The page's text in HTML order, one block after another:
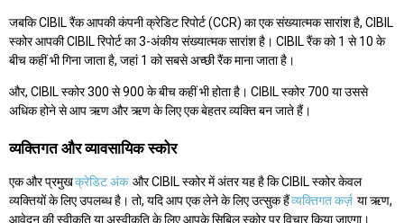
जबकि CIBIL रैंक आपकी कंपनी क्रेडिट रिपोर्ट (CCR) का एक संख्यात्मक सारांश है, CIBIL
स्कोर आपकी CIBIL रिपोर्ट का 3-अंकीय संख्यात्मक सारांश है। CIBIL रैंक को 1 से 10 के
बीच कहीं भी गिना जाता है, जहां 1 को सबसे अच्छी रैंक माना जाता है।
और, CIBIL स्कोर 300 से 900 के बीच कहीं भी होता है। CIBIL स्कोर 700 या उससे
अधिक होने से आप ऋण और ऋण के लिए एक बेहतर व्यक्ति बन जाते हैं।
व्यक्तिगत और व्यावसायिक स्कोर
एक और प्रमुखक्रेडिट अंक और CIBIL स्कोर में अंतर यह है कि CIBIL स्कोर केवल
व्यक्तियों के लिए उपलब्ध है। तो, यदि आप एक लेने के लिए उत्सुक हैंव्यक्तिगत कर्ज़ या ऋण,
आवेदन की स्वीकृति या अस्वीकृति के लिए आपके सिबिल स्कोर पर विचार किया जाएगा।